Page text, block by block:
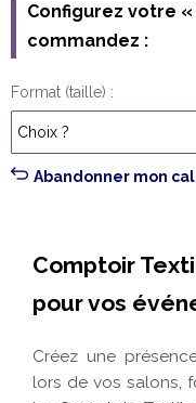
Configurez votre
commandez :
Format (taille)
Abandonner mon